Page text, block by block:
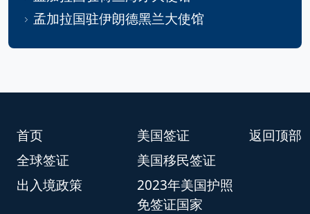
孟加拉国驻伊朗德黑兰大使馆
返回顶部
首页
全球签证
出入境政策
美国签证
美国移民签证
2023年美国护照
免签证国家